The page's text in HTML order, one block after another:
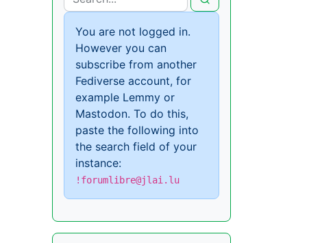
You are not logged in.
However you can
subscribe from another
Fediverse account, for
example Lemmy or
Mastodon. To do this,
paste the following into
the search field of your
instance:
!forumlibre@jlai.lu